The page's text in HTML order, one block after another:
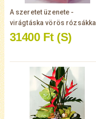
A szeretet üzenete -
virágtáska vörös rózsákkal
31400 Ft (S)